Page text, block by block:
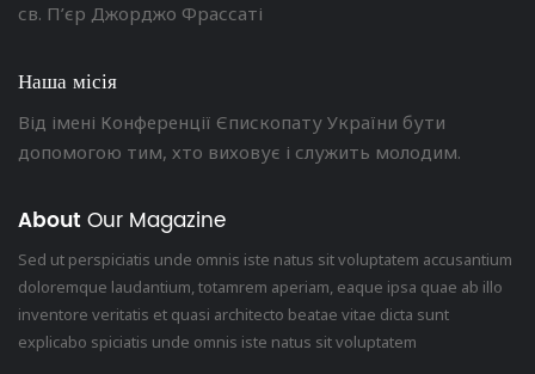
св. П’єр Джорджо Фрассаті
Наша місія
Від імені Конференції Єпископату України бути
допомогою тим, хто виховує і служить молодим.
About Our Magazine
Sed ut perspiciatis unde omnis iste natus sit voluptatem accusantium
doloremque laudantium, totamrem aperiam, eaque ipsa quae ab illo
inventore veritatis et quasi architecto beatae vitae dicta sunt
explicabo spiciatis unde omnis iste natus sit voluptatem